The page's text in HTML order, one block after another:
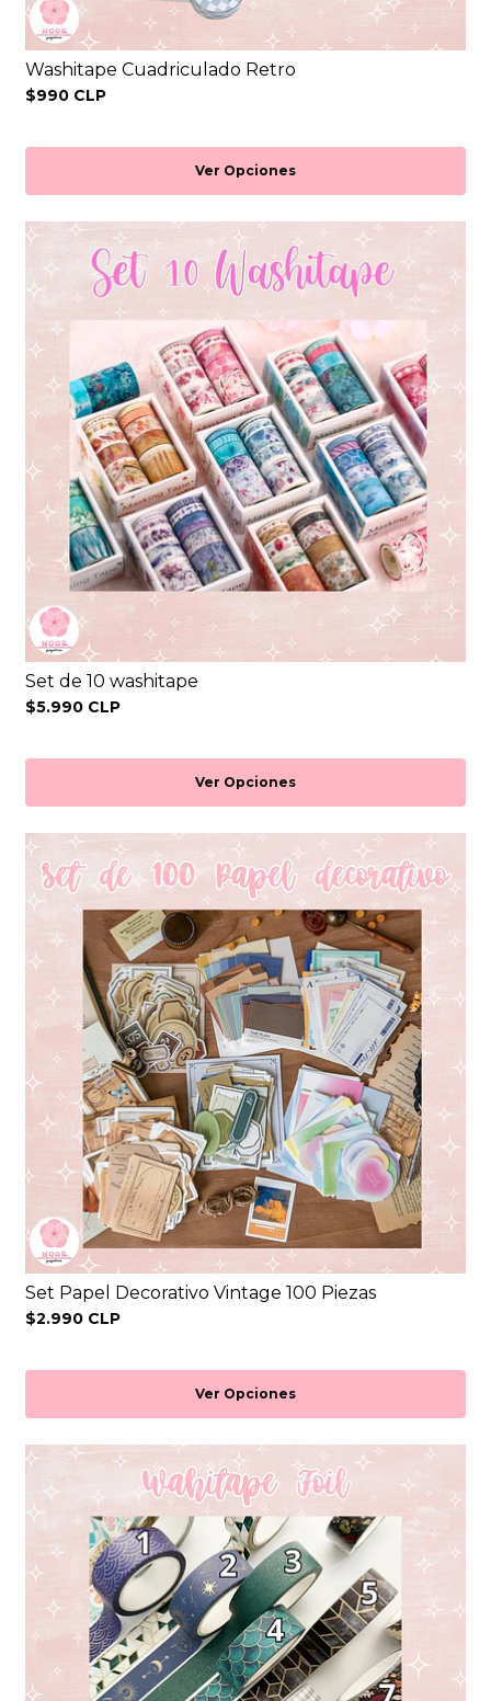
Washitape Cuadriculado Retro
$990 CLP
Ver Opciones
Set de 10 washitape
$5.990 CLP
Ver Opciones
Set Papel Decorativo Vintage 100 Piezas
$2.990 CLP
Ver Opciones